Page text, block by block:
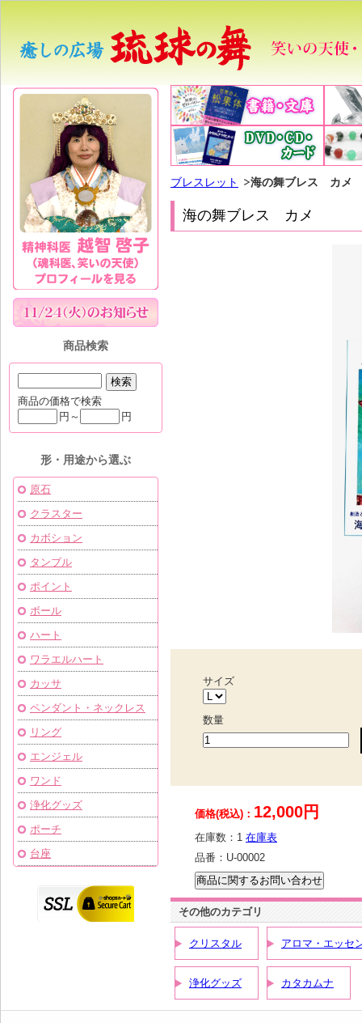
ブレスレット 海の舞ブレス カメ
海の舞ブレス カメ
サイズ
数量
価格(税込)： 12,000円
在庫数： 1 在庫表
品番： U-00002
その他のカテゴリ
クリスタル アロマ・エッセ
浄化グッズ カタカムナ
商品検索
商品の価格で検索
円～
円
形・用途から選ぶ
原石
クラスター
カボション
タンブル
ポイント
ボール
ハート
ワラエルハート
カッサ
ペンダント・ネックレス
リング
エンジェル
ワンド
浄化グッズ
ポーチ
台座